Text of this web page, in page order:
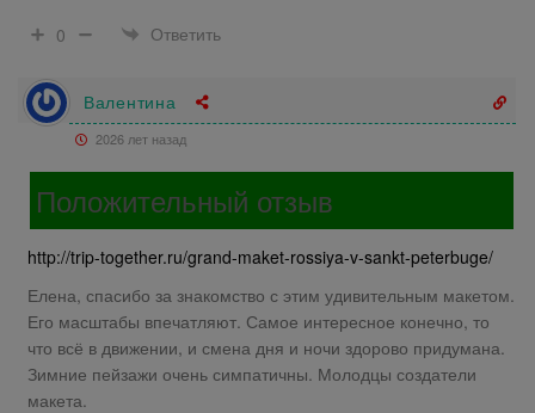
0
Ответить
Валентина
2026 лет назад
Положительный отзыв
http://trip-together.ru/grand-maket-rossiya-v-sankt-peterbuge/
Елена, спасибо за знакомство с этим удивительным макетом.
Его масштабы впечатляют. Самое интересное конечно, то
что всё в движении, и смена дня и ночи здорово придумана.
Зимние пейзажи очень симпатичны. Молодцы создатели
макета.